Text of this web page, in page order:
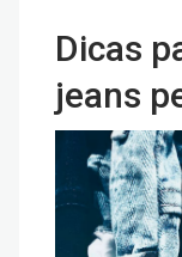
Dicas
jeans